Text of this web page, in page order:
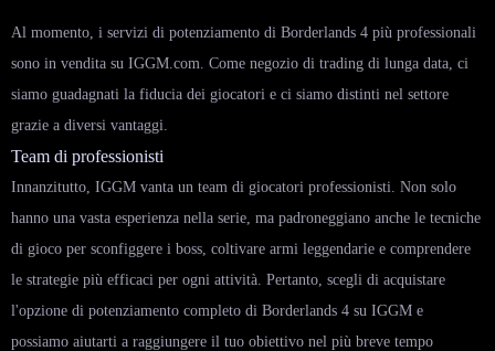
Al momento, i servizi di potenziamento di Borderlands 4 più professionali
sono in vendita su IGGM.com. Come negozio di trading di lunga data, ci
siamo guadagnati la fiducia dei giocatori e ci siamo distinti nel settore
grazie a diversi vantaggi.
Team di professionisti
Innanzitutto, IGGM vanta un team di giocatori professionisti. Non solo
hanno una vasta esperienza nella serie, ma padroneggiano anche le tecniche
di gioco per sconfiggere i boss, coltivare armi leggendarie e comprendere
le strategie più efficaci per ogni attività. Pertanto, scegli di acquistare
l'opzione di potenziamento completo di Borderlands 4 su IGGM e
possiamo aiutarti a raggiungere il tuo obiettivo nel più breve tempo